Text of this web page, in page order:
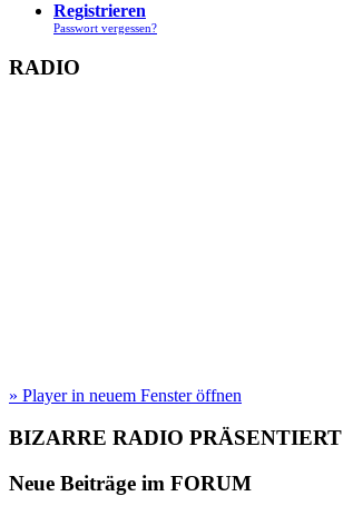
Registrieren
Passwort vergessen?
RADIO
» Player in neuem Fenster öffnen
BIZARRE RADIO PRÄSENTIERT
Neue Beiträge im FORUM